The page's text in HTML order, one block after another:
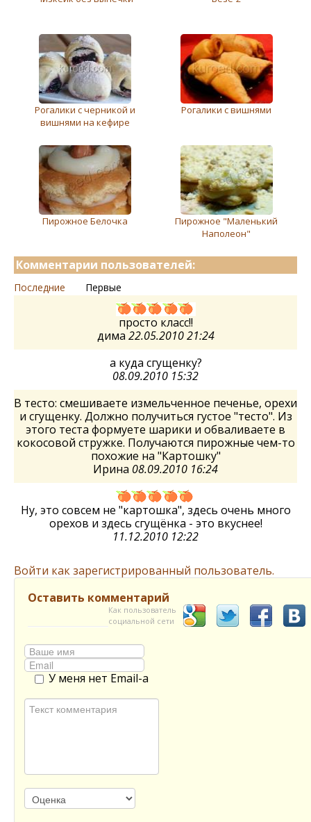
Рогалики с черникой и
вишнями на кефире
Рогалики с вишнями
Пирожное Белочка
Пирожное "Маленький
Наполеон"
Комментарии пользователей:
Последние Первые
просто класс!!
дима 22.05.2010 21:24
а куда сгущенку?
08.09.2010 15:32
В тесто: смешиваете измельченное печенье, орехи
и сгущенку. Должно получиться густое "тесто". Из
этого теста формуете шарики и обваливаете в
кокосовой стружке. Получаются пирожные чем-то
похожие на "Картошку"
Ирина 08.09.2010 16:24
Ну, это совсем не "картошка", здесь очень много
орехов и здесь сгущёнка - это вкуснее!
11.12.2010 12:22
Войти как зарегистрированный пользователь.
Оставить комментарий
Как пользователь
социальной сети
У меня нет Email-а